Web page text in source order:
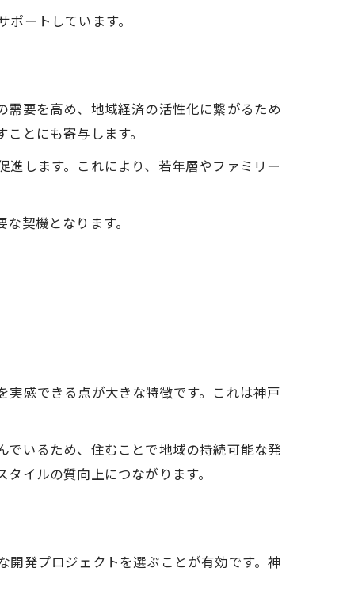
ートしています。
要を高め、地域経済の活性化に繋がるため
とにも寄与します。
します。これにより、若年層やファミリー
契機となります。
感できる点が大きな特徴です。これは神戸
いるため、住むことで地域の持続可能な発
イルの質向上につながります。
発プロジェクトを選ぶことが有効です。神